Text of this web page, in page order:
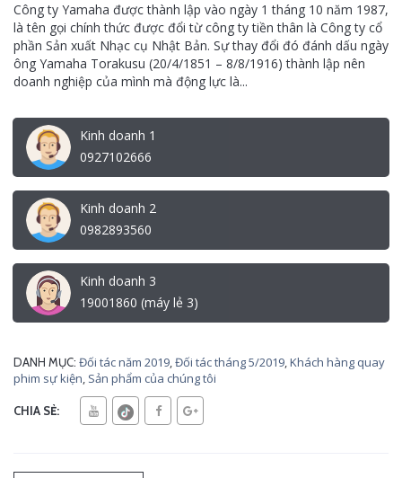
Công ty Yamaha được thành lập vào ngày 1 tháng 10 năm 1987,
là tên gọi chính thức được đổi từ công ty tiền thân là Công ty cổ
phần Sản xuất Nhạc cụ Nhật Bản. Sự thay đổi đó đánh dấu ngày
ông Yamaha Torakusu (20/4/1851 – 8/8/1916) thành lập nên
doanh nghiệp của mình mà động lực là...
Kinh doanh 1
0927102666
Kinh doanh 2
0982893560
Kinh doanh 3
19001860 (máy lẻ 3)
DANH MỤC: Đối tác năm 2019,Đối tác tháng 5/2019,Khách hàng quay
phim sự kiện, Sản phẩm của chúng tôi
CHIA SẺ: